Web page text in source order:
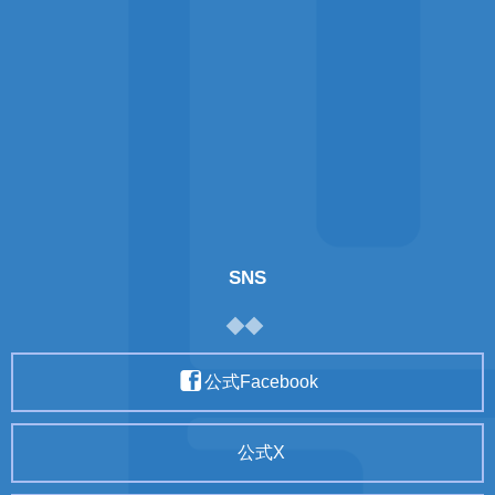
SNS
公式Facebook
公式X